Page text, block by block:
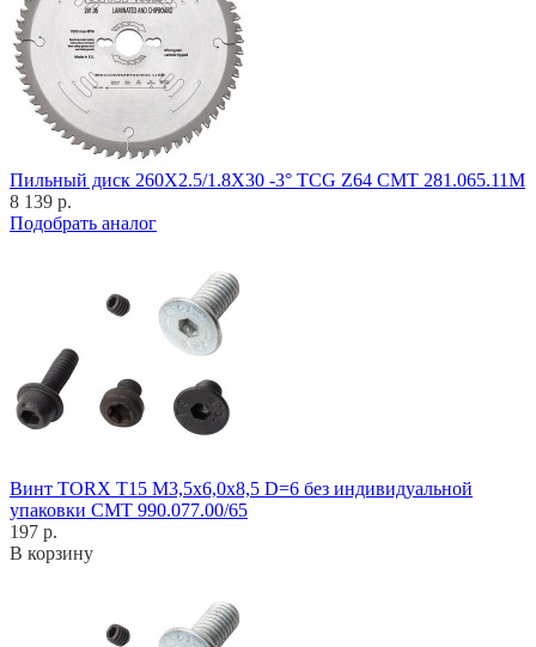
Пильный диск 260X2.5/1.8X30 -3° TCG Z64 CMT 281.065.11M
8 139 р.
Подобрать аналог
Винт TORX T15 M3,5x6,0x8,5 D=6 без индивидуальной
упаковки CMT 990.077.00/65
197 р.
В корзину